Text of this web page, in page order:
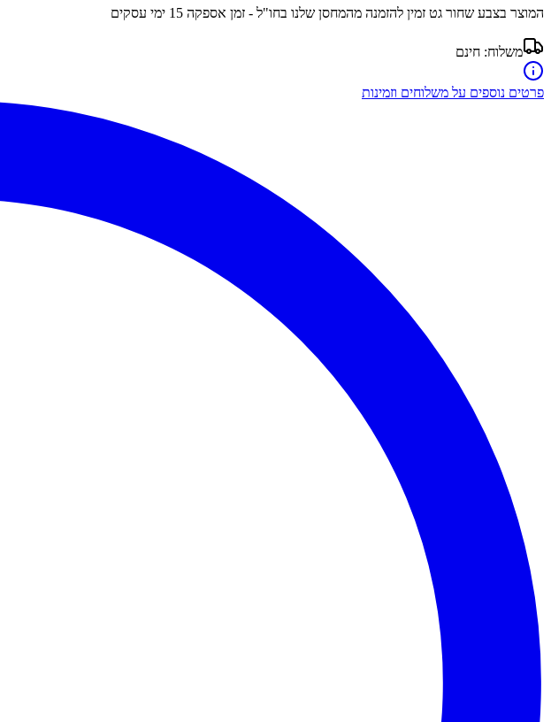
המוצר בצבע שחור גט זמין להזמנה מהמחסן שלנו בחו"ל - זמן אספקה 15 ימי עסקים
משלוח: חינם
פרטים נוספים על משלוחים וזמינות